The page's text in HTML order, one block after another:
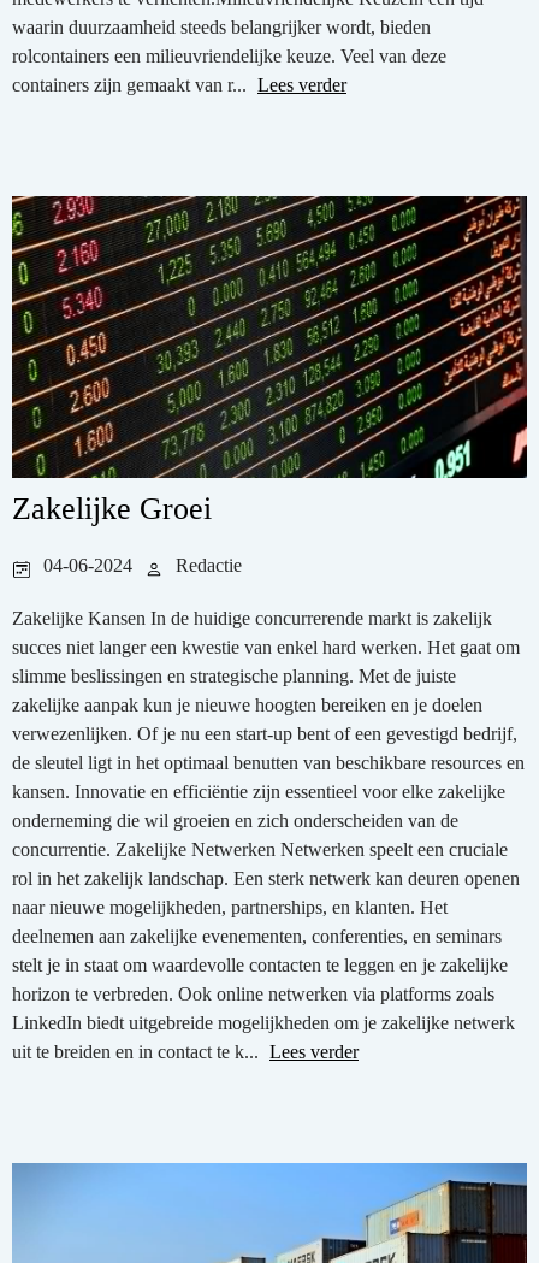
waarin duurzaamheid steeds belangrijker wordt, bieden
rolcontainers een milieuvriendelijke keuze. Veel van deze
containers zijn gemaakt van r... Lees verder
Zakelijke Groei
04-06-2024 Redactie
Zakelijke Kansen In de huidige concurrerende markt is zakelijk
succes niet langer een kwestie van enkel hard werken. Het gaat om
slimme beslissingen en strategische planning. Met de juiste
zakelijke aanpak kun je nieuwe hoogten bereiken en je doelen
verwezenlijken. Of je nu een start-up bent of een gevestigd bedrijf,
de sleutel ligt in het optimaal benutten van beschikbare resources en
kansen. Innovatie en efficiëntie zijn essentieel voor elke zakelijke
onderneming die wil groeien en zich onderscheiden van de
concurrentie. Zakelijke Netwerken Netwerken speelt een cruciale
rol in het zakelijk landschap. Een sterk netwerk kan deuren openen
naar nieuwe mogelijkheden, partnerships, en klanten. Het
deelnemen aan zakelijke evenementen, conferenties, en seminars
stelt je in staat om waardevolle contacten te leggen en je zakelijke
horizon te verbreden. Ook online netwerken via platforms zoals
LinkedIn biedt uitgebreide mogelijkheden om je zakelijke netwerk
uit te breiden en in contact te k... Lees verder